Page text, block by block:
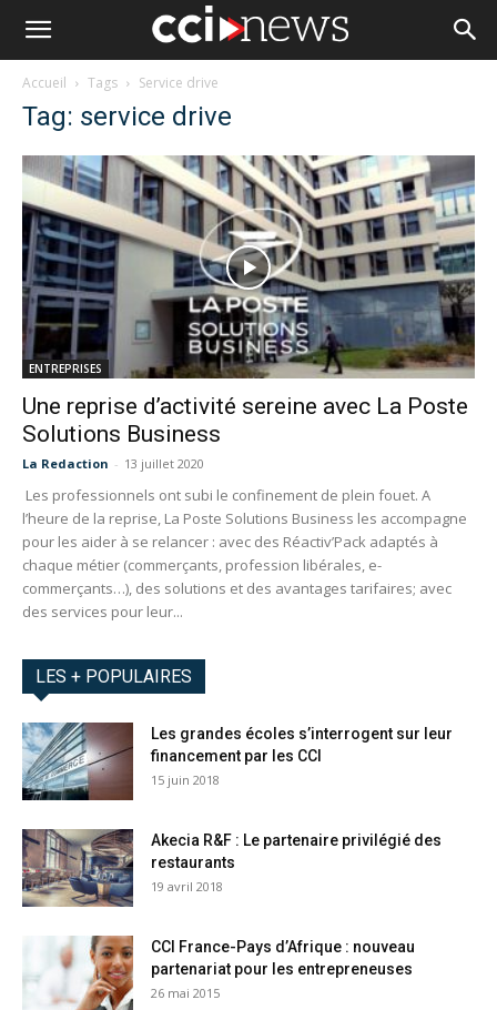
Accueil Tags Service drive
Tag: service drive
ENTREPRISES
Une reprise d’activité sereine avec La Poste
Solutions Business
La Redaction - 13 juillet 2020
Les professionnels ont subi le confinement de plein fouet. A
l’heure de la reprise, La Poste Solutions Business les accompagne
pour les aider à se relancer : avec des Réactiv’Pack adaptés à
chaque métier (commerçants, profession libérales, e-
commerçants…), des solutions et des avantages tarifaires; avec
des services pour leur...
LES + POPULAIRES
Les grandes écoles s’interrogent sur leur
financement par les CCI
15 juin 2018
Akecia R&F : Le partenaire privilégié des
restaurants
19 avril 2018
CCI France-Pays d’Afrique : nouveau
partenariat pour les entrepreneuses
26 mai 2015